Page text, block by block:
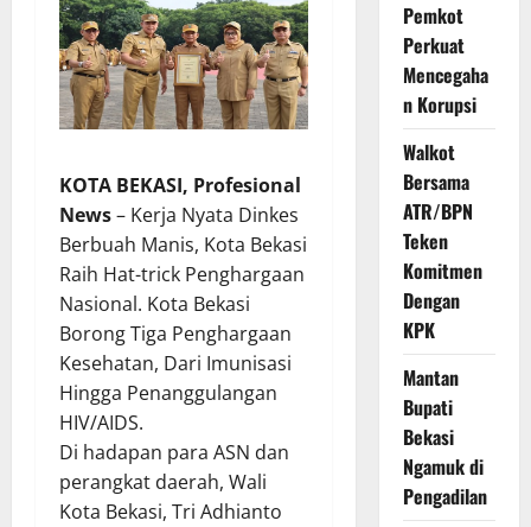
KOTA BEKASI, Profesional
News– Kerja Nyata Dinkes
Berbuah Manis, Kota Bekasi
Raih Hat-trick Penghargaan
Nasional. Kota Bekasi
Borong Tiga Penghargaan
Kesehatan, Dari Imunisasi
Hingga Penanggulangan
HIV/AIDS.
Di hadapan para ASN dan
perangkat daerah, Wali
Kota Bekasi, Tri Adhianto
Pemkot
Perkuat
Mencegaha
n Korupsi
Walkot
Bersama
ATR/BPN
Teken
Komitmen
Dengan
KPK
Mantan
Bupati
Bekasi
Ngamuk di
Pengadilan